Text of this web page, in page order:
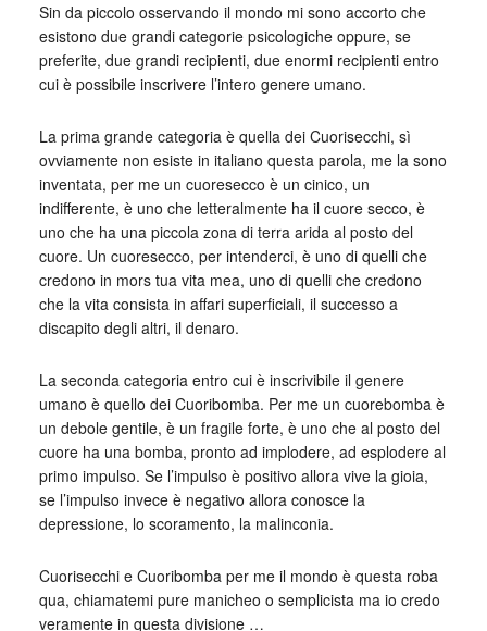
Sin da piccolo osservando il mondo mi sono accorto che
esistono due grandi categorie psicologiche oppure, se
preferite, due grandi recipienti, due enormi recipienti entro
cui è possibile inscrivere l’intero genere umano.
La prima grande categoria è quella dei Cuorisecchi, sì
ovviamente non esiste in italiano questa parola, me la sono
inventata, per me un cuoresecco è un cinico, un
indifferente, è uno che letteralmente ha il cuore secco, è
uno che ha una piccola zona di terra arida al posto del
cuore. Un cuoresecco, per intenderci, è uno di quelli che
credono in mors tua vita mea, uno di quelli che credono
che la vita consista in affari superficiali, il successo a
discapito degli altri, il denaro.
La seconda categoria entro cui è inscrivibile il genere
umano è quello dei Cuoribomba. Per me un cuorebomba è
un debole gentile, è un fragile forte, è uno che al posto del
cuore ha una bomba, pronto ad implodere, ad esplodere al
primo impulso. Se l’impulso è positivo allora vive la gioia,
se l’impulso invece è negativo allora conosce la
depressione, lo scoramento, la malinconia.
Cuorisecchi e Cuoribomba per me il mondo è questa roba
qua, chiamatemi pure manicheo o semplicista ma io credo
veramente in questa divisione …